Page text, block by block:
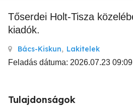
Tőserdei Holt-Tisza közelében apartmanok
kiadók.
Bács-Kiskun, Lakitelek
Feladás dátuma: 2026.07.23 09:09
Tulajdonságok